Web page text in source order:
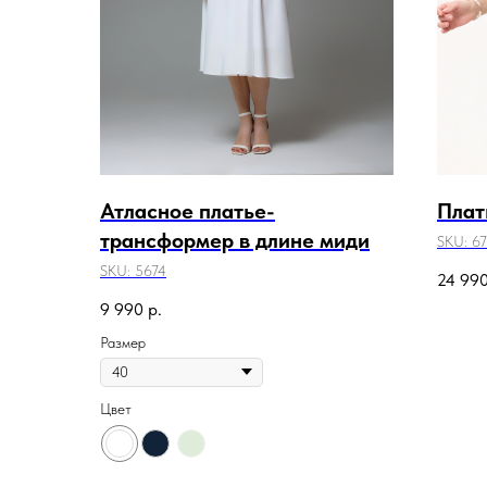
Атласное платье-
трансформер в длине миди
SKU: 5674
9 990 р.
Размер
Цвет
SKU:
24